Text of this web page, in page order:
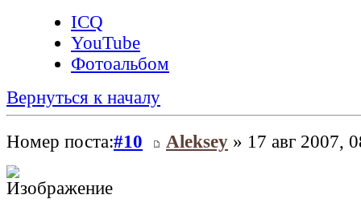
ICQ
YouTube
Фотоальбом
Вернуться к началу
Номер поста:#10 Aleksey » 17 авг 2007,